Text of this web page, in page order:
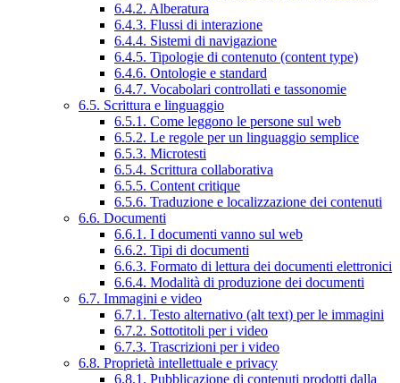
6.4.2. Alberatura
6.4.3. Flussi di interazione
6.4.4. Sistemi di navigazione
6.4.5. Tipologie di contenuto (content type)
6.4.6. Ontologie e standard
6.4.7. Vocabolari controllati e tassonomie
6.5. Scrittura e linguaggio
6.5.1. Come leggono le persone sul web
6.5.2. Le regole per un linguaggio semplice
6.5.3. Microtesti
6.5.4. Scrittura collaborativa
6.5.5. Content critique
6.5.6. Traduzione e localizzazione dei contenuti
6.6. Documenti
6.6.1. I documenti vanno sul web
6.6.2. Tipi di documenti
6.6.3. Formato di lettura dei documenti elettronici
6.6.4. Modalità di produzione dei documenti
6.7. Immagini e video
6.7.1. Testo alternativo (alt text) per le immagini
6.7.2. Sottotitoli per i video
6.7.3. Trascrizioni per i video
6.8. Proprietà intellettuale e privacy
6.8.1. Pubblicazione di contenuti prodotti dalla